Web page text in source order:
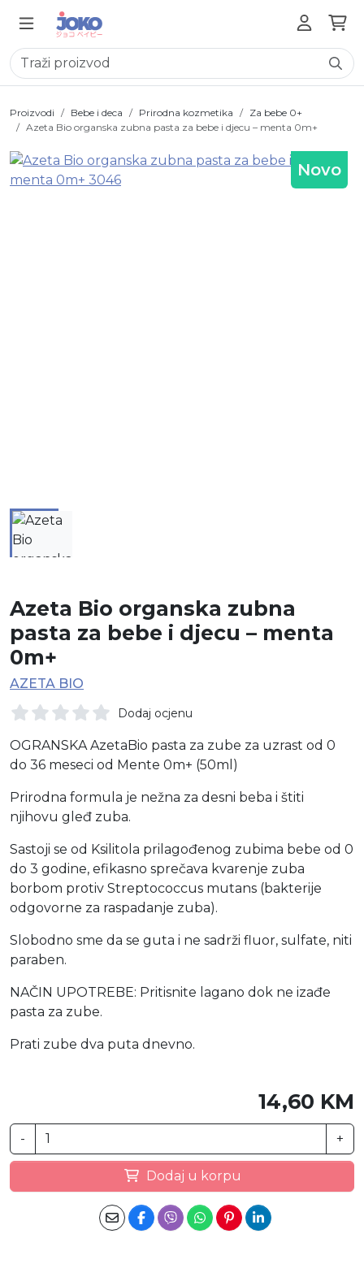
Proizvodi Bebe i deca Prirodna kozmetika
Za bebe 0+
Azeta Bio organska zubna pasta za bebe i djecu – menta 0m+
Novo
Azeta Bio organska zubna
pasta za bebe i djecu – menta
0m+
AZETA BIO
Dodaj ocjenu
OGRANSKA AzetaBio pasta za zube za uzrast od 0
do 36 meseci od Mente 0m+ (50ml)
Prirodna formula je nežna za desni beba i štiti
njihovu gleđ zuba.
Sastoji se od Ksilitola prilagođenog zubima bebe od 0
do 3 godine, efikasno sprečava kvarenje zuba
borbom protiv Streptococcus mutans (bakterije
odgovorne za raspadanje zuba).
Slobodno sme da se guta i ne sadrži fluor, sulfate, niti
paraben.
NAČIN UPOTREBE: Pritisnite lagano dok ne izađe
pasta za zube.
Prati zube dva puta dnevno.
14,60 KM
- +
Dodaj u korpu